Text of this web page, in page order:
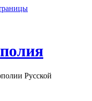
Русской